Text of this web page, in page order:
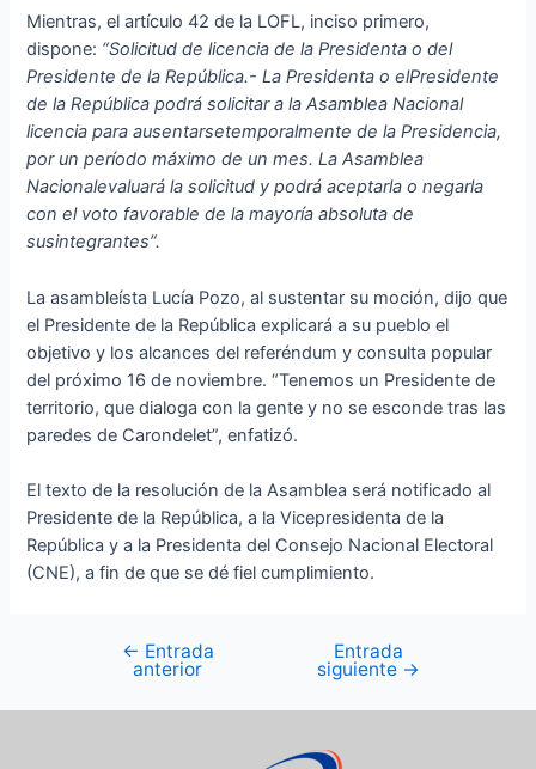
Mientras, el artículo 42 de la LOFL, inciso primero,
dispone: “Solicitud de licencia de la Presidenta o del
Presidente de la República.- La Presidenta o elPresidente
de la República podrá solicitar a la Asamblea Nacional
licencia para ausentarsetemporalmente de la Presidencia,
por un período máximo de un mes. La Asamblea
Nacionalevaluará la solicitud y podrá aceptarla o negarla
con el voto favorable de la mayoría absoluta de
susintegrantes”.
La asambleísta Lucía Pozo, al sustentar su moción, dijo que
el Presidente de la República explicará a su pueblo el
objetivo y los alcances del referéndum y consulta popular
del próximo 16 de noviembre. “Tenemos un Presidente de
territorio, que dialoga con la gente y no se esconde tras las
paredes de Carondelet”, enfatizó.
El texto de la resolución de la Asamblea será notificado al
Presidente de la República, a la Vicepresidenta de la
República y a la Presidenta del Consejo Nacional Electoral
(CNE), a fin de que se dé fiel cumplimiento.
← Entrada
anterior
Entrada
siguiente →